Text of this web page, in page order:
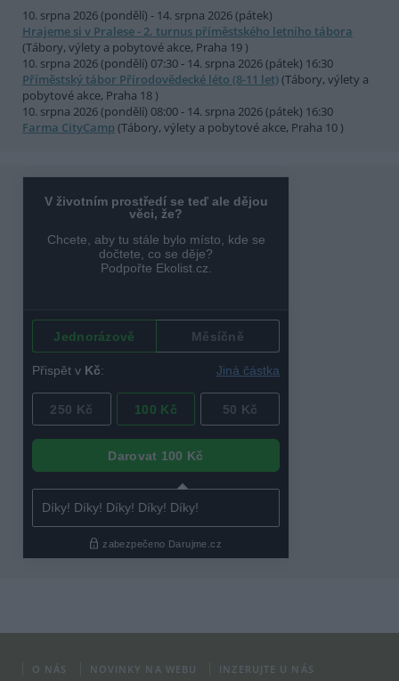
10. srpna 2026 (pondělí) - 14. srpna 2026 (pátek)
Hrajeme si v Pralese - 2. turnus příměstského letního tábora
(Tábory, výlety a pobytové akce, Praha 19 )
10. srpna 2026 (pondělí) 07:30 - 14. srpna 2026 (pátek) 16:30
Příměstský tábor Přírodovědecké léto (8-11 let)(Tábory, výlety a
pobytové akce, Praha 18 )
10. srpna 2026 (pondělí) 08:00 - 14. srpna 2026 (pátek) 16:30
Farma CityCamp (Tábory, výlety a pobytové akce, Praha 10 )
O NÁS NOVINKY NA WEBU INZERUJTE U NÁS